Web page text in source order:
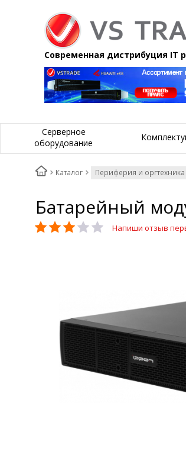
Современная дистрибуция IT
Серверное
оборудование
Каталог Периферия и оргтехника
Батарейный
Напиши отзыв